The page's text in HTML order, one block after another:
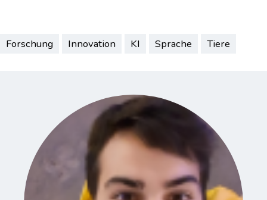
Forschung Innovation KI Sprache Tiere